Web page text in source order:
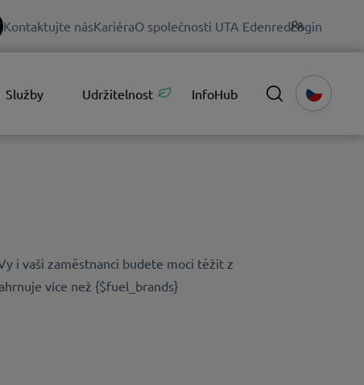
Kontaktujte násKariéraO společnosti UTA EdenredLogin
Služby Udržitelnost InfoHub
i vaši zaměstnanci budete moci těžit z
více než {$fuel_brands}